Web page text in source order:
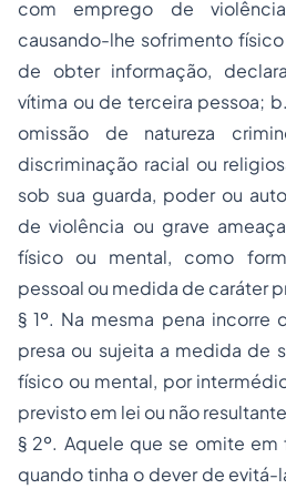
com emprego de
causando-lhe sofrimento
de obter informação,
vítima ou de terceira pessoa;
omissão de natureza
discriminação racial ou
sob sua guarda, poder ou
de violência ou grave
físico ou mental, como
pessoal ou medida de caráter
§ 1º. Na mesma pena incorre
presa ou sujeita a medida de
físico ou mental, por
previsto em lei ou não
§ 2º. Aquele que se omite
quando tinha o dever de evitá-